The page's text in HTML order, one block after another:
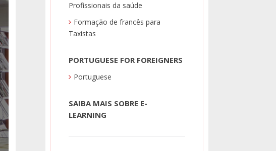
” Iniciei o meu curso em Maio, e poucos meses
francesa. Penso que o curso de francês fez toda a
diferença no meu Cv.”
Profissionais da saúde
Formação de francês para
Taxistas
PORTUGUESE FOR FOREIGNERS
Portuguese
SAIBA MAIS SOBRE E-
LEARNING